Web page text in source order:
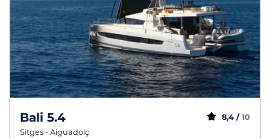
Bali 5.4
Sitges - Aiguadolç
8,4 / 10